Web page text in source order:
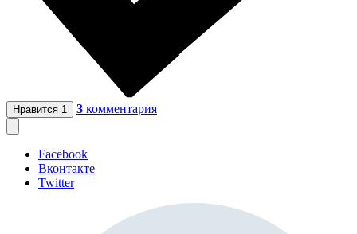
Нравится 1 3 комментария
Facebook
Вконтакте
Twitter